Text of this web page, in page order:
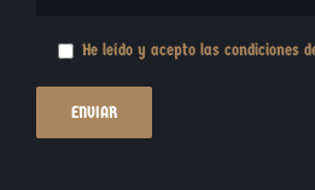
He leído y acepto las condiciones